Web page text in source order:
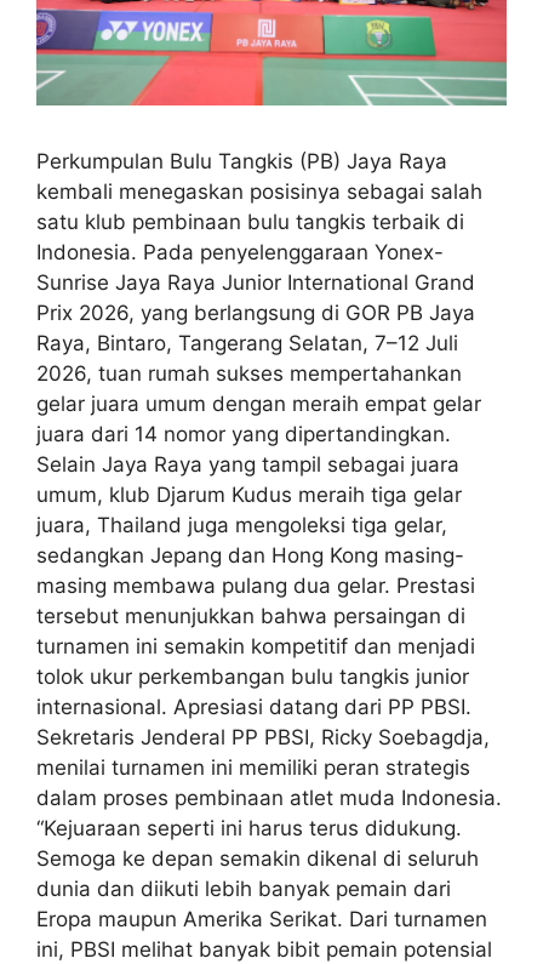
Perkumpulan Bulu Tangkis (PB) Jaya Raya
kembali menegaskan posisinya sebagai salah
satu klub pembinaan bulu tangkis terbaik di
Indonesia. Pada penyelenggaraan Yonex-
Sunrise Jaya Raya Junior International Grand
Prix 2026, yang berlangsung di GOR PB Jaya
Raya, Bintaro, Tangerang Selatan, 7–12 Juli
2026, tuan rumah sukses mempertahankan
gelar juara umum dengan meraih empat gelar
juara dari 14 nomor yang dipertandingkan.
Selain Jaya Raya yang tampil sebagai juara
umum, klub Djarum Kudus meraih tiga gelar
juara, Thailand juga mengoleksi tiga gelar,
sedangkan Jepang dan Hong Kong masing-
masing membawa pulang dua gelar. Prestasi
tersebut menunjukkan bahwa persaingan di
turnamen ini semakin kompetitif dan menjadi
tolok ukur perkembangan bulu tangkis junior
internasional. Apresiasi datang dari PP PBSI.
Sekretaris Jenderal PP PBSI, Ricky Soebagdja,
menilai turnamen ini memiliki peran strategis
dalam proses pembinaan atlet muda Indonesia.
“Kejuaraan seperti ini harus terus didukung.
Semoga ke depan semakin dikenal di seluruh
dunia dan diikuti lebih banyak pemain dari
Eropa maupun Amerika Serikat. Dari turnamen
ini, PBSI melihat banyak bibit pemain potensial